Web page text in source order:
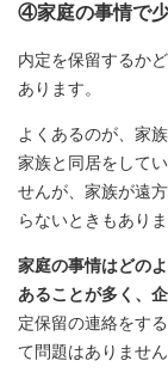
④家庭の事情で
内定を保留するか
あります。
よくあるのが、家
家族と同居をして
せんが、家族が遠
らないときもありま
家庭の事情はどの
あることが多く、
定保留の連絡をす
て問題はありません